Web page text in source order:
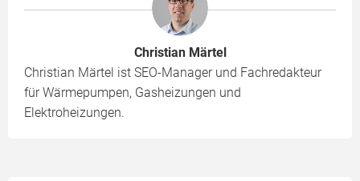
Christian Märtel
Christian Märtel ist SEO-Manager und Fachredakteur
für Wärmepumpen, Gasheizungen und
Elektroheizungen.